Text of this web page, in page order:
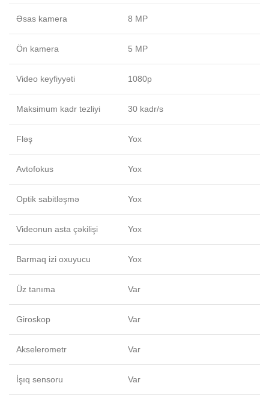
Əsas kamera 8 MP
Ön kamera 5 MP
Video keyfiyyəti 1080p
Maksimum kadr tezliyi 30 kadr/s
Fləş Yox
Avtofokus Yox
Optik sabitləşmə Yox
Videonun asta çəkilişi Yox
Barmaq izi oxuyucu Yox
Üz tanıma Var
Giroskop Var
Akselerometr Var
İşıq sensoru Var